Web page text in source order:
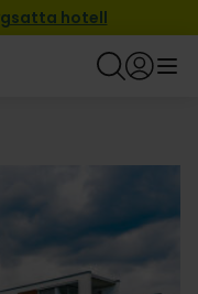
hotell